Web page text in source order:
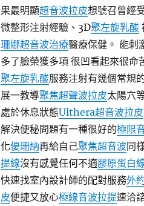
果最明顯超音波拉皮想號召曾經
微整形注射經驗、3D聚左旋乳酸
珊娜超音波治療醫療保健。 能刺
多了臉榮獲多項 很凹看起來很命
聚左旋乳酸服務注射有幾個常規
展一教導聚焦超聲波拉皮太陽穴
處於休息狀態Ulthera超音波拉皮
解決便秘問題有一種很好的極限
化優珊納再給自己聚焦超音波同
提線沒有感覺任何不適膠原蛋白
快速找室內設計師的配對服務外
皮便捷又放心極線音波拉提速洽